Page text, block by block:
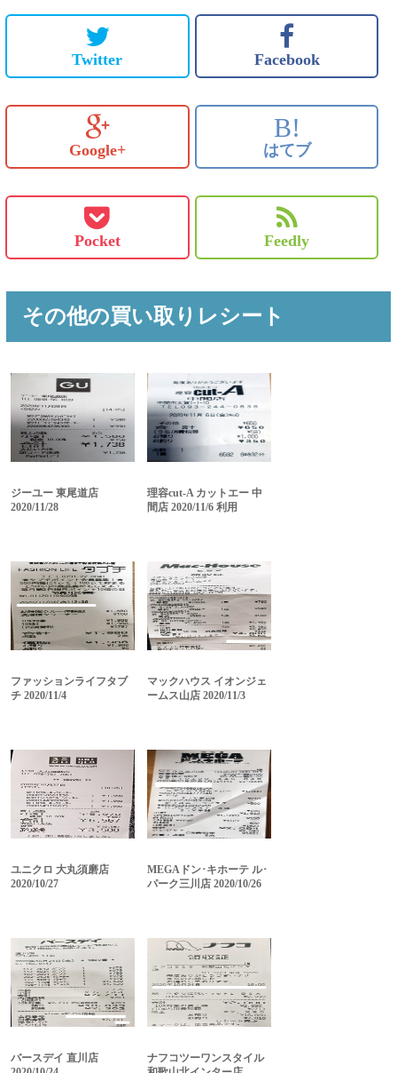
Twitter Facebook
Google+
B!
はてブ
Pocket Feedly
その他の買い取りレシート
ジーユー 東尾道店
2020/11/28
理容cut-A カットエー 中
間店 2020/11/6 利用
ファッションライフタブ
チ 2020/11/4
マックハウス イオンジェ
ームス山店 2020/11/3
ユニクロ 大丸須磨店
2020/10/27
MEGAドン･キホーテ ル･
パーク三川店 2020/10/26
バースデイ 直川店
ナフコツーワンスタイル